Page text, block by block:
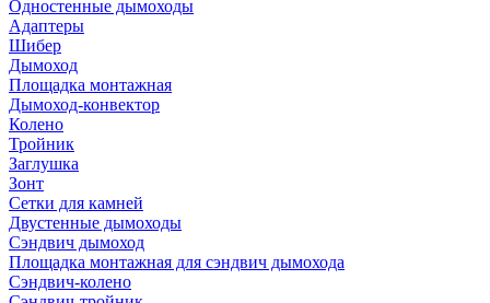
Одностенные дымоходы
Адаптеры
Шибер
Дымоход
Площадка монтажная
Дымоход-конвектор
Колено
Тройник
Заглушка
Зонт
Сетки для камней
Двустенные дымоходы
Сэндвич дымоход
Площадка монтажная для сэндвич дымохода
Сэндвич-колено